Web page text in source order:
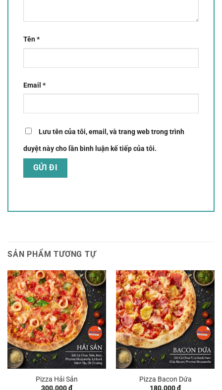
Tên*
Email *
Lưu tên của tôi, email, và trang web trong trình
duyệt này cho lần bình luận kế tiếp của tôi.
SẢN PHẨM TƯƠNG TỰ
Pizza Hải Sản
300.000₫
Pizza Bacon Dứa
180.000₫